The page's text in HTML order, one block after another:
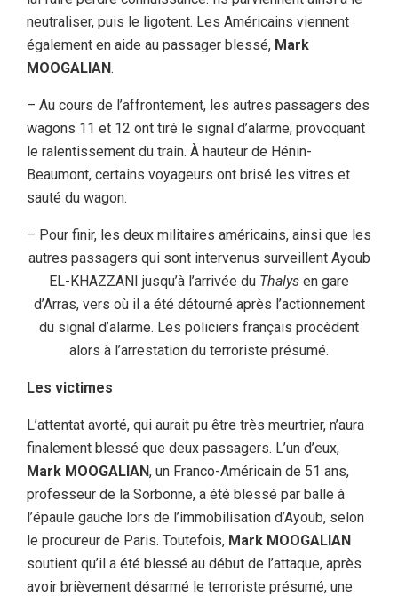
neutraliser, puis le ligotent. Les Américains viennent
également en aide au passager blessé, Mark
MOOGALIAN.
– Au cours de l’affrontement, les autres passagers des
wagons 11 et 12 ont tiré le signal d’alarme, provoquant
le ralentissement du train. À hauteur de Hénin-
Beaumont, certains voyageurs ont brisé les vitres et
sauté du wagon.
– Pour finir, les deux militaires américains, ainsi que les
autres passagers qui sont intervenus surveillent Ayoub
EL-KHAZZANI jusqu’à l’arrivée du Thalys en gare
d’Arras, vers où il a été détourné après l’actionnement
du signal d’alarme. Les policiers français procèdent
alors à l’arrestation du terroriste présumé.
Les victimes
L’attentat avorté, qui aurait pu être très meurtrier, n’aura
finalement blessé que deux passagers. L’un d’eux,
Mark MOOGALIAN, un Franco-Américain de 51 ans,
professeur de la Sorbonne, a été blessé par balle à
l’épaule gauche lors de l’immobilisation d’Ayoub, selon
le procureur de Paris. Toutefois, Mark MOOGALIAN
soutient qu’il a été blessé au début de l’attaque, après
avoir brièvement désarmé le terroriste présumé, une